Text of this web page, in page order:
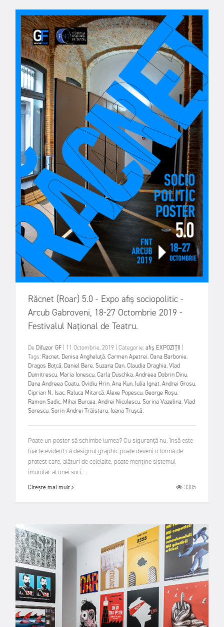
Răcnet (Roar) 5.0 - Expo afiș sociopolitic -
Arcub Gabroveni, 18-27 Octombrie 2019 -
Festivalul Național de Teatru.
De Difuzor GF 11 Octombrie, 2019 Categorie:afiș EXPOZIȚII
Tags: Racnet, Denisa Angheluță,Carmen Apetrei,Oana Barbonie,
Dragos Boțcă, Daniel Bere,Suzana Dan,Claudia Draghia,Vlad
Dumitrescu, Maria Ionescu,Carla Duschka,Andreea Dobrin Dinu,
Dana Andreea Coatu,Ovidiu Hrin,Ana Kun, Iulia Ignat,Andrei Grosu,
Ciprian N. Isac, Raluca Mitarcă,Alexe Popescu,George Roșu,
Ramon Sadîc, Mihai Burcea,Andrei Nicolescu,Sorina Vazelina,Vlad
Sorescu,Sorin-Andrei Trăistaru, Ioana Trușcă,
Poate un poster să schimbe lumea? Cu siguranță nu, însă este
foarte evident că designul graphic poate deveni o formă de
protest care, alături de celelalte, poate menține sistemul
imunitar al unei soci...
Citește mai mult 3305